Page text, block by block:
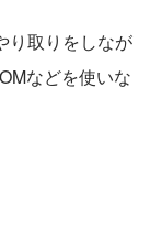
り取りをしなが
などを使いな